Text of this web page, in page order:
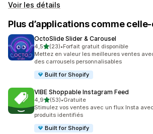
Voir les détails
Plus d’applications comme
OctoSlide Slider & Carousel
4,5étoile(s) sur 5
(23)
23 avis au total
•Forfait gratuit disponible
Mettez en valeur les meilleures ventes
des carrousels personnalisables
Built for Shopify
VIBE Shoppable Instagram Feed
4,9étoile(s) sur 5
(53)
53 avis au total
•Gratuite
Stimulez vos ventes avec un flux Insta
produits identifiés
Built for Shopify